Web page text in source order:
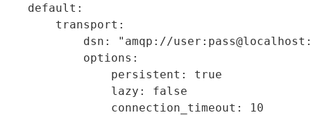
default:
transport:
dsn: "amqp://
options:
persistent: true
lazy: false
connection_timeout: 10